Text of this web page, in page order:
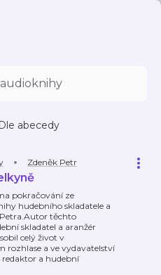
Dle abecedy
Zdeněk Petr
pokračování ze
hudebního skladatele a
Petra.Autor těchto
skladatel a aranžér
celý život v
rozhlase a ve vydavatelství
a hudební